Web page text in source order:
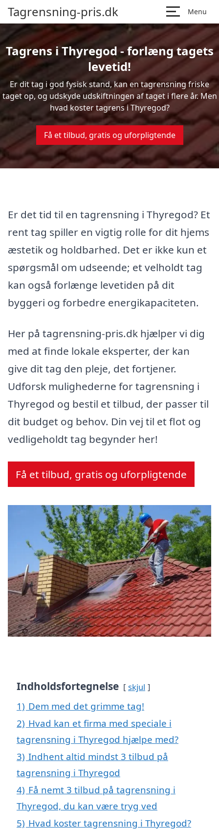
Tagrensning-pris.dk Menu
Tagrens i Thyregod - forlæng tagets
levetid!
Er dit tag i god fysisk stand, kan en tagrensning friske
taget op, og udskyde udskiftningen af taget i flere år. Men
hvad koster tagrens i Thyregod?
Få et tilbud, gratis og uforpligtende
Er det tid til en tagrensning i Thyregod? Et
rent tag spiller en vigtig rolle for dit hjems
æstetik og holdbarhed. Det er ikke kun et
spørgsmål om udseende; et velholdt tag
kan også forlænge levetiden på dit
byggeri og forbedre energikapaciteten.
Her på tagrensning-pris.dk hjælper vi dig
med at finde lokale eksperter, der kan
give dit tag den pleje, det fortjener.
Udforsk mulighederne for tagrensning i
Thyregod og bestil et tilbud, der passer til
dit budget og behov. Din vej til et flot og
vedligeholdt tag begynder her!
Få et tilbud, gratis og uforpligtende
Indholdsfortegnelse skjul
1) Dem med det grimme tag!
2) Hvad kan et firma med speciale i
tagrensning i Thyregod hjælpe med?
3) Indhent altid mindst 3 tilbud på
tagrensning i Thyregod
4) Få nemt 3 tilbud på tagrensning i
Thyregod, du kan være tryg ved
5) Hvad koster tagrensning i Thyregod?